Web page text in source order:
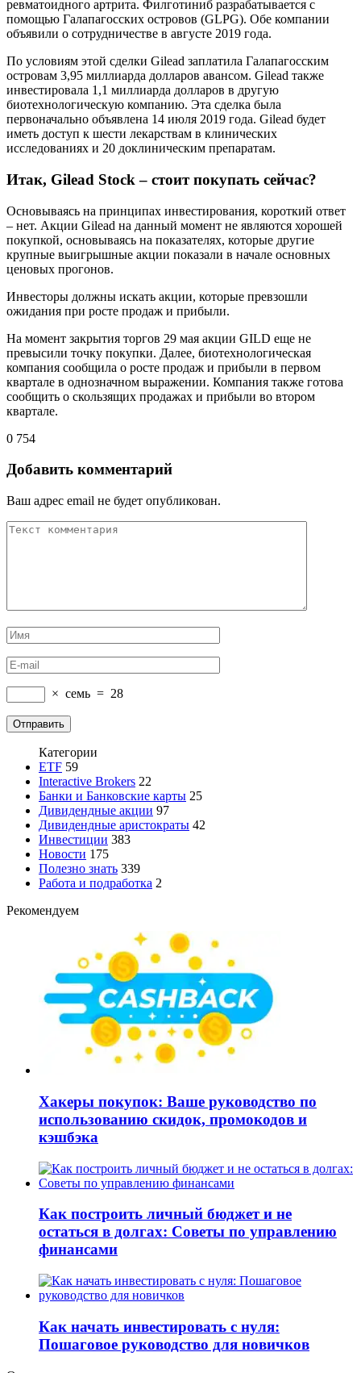
ревматоидного артрита. Филготиниб разрабатывается с
помощью Галапагосских островов (GLPG). Обе компании
объявили о сотрудничестве в августе 2019 года.
По условиям этой сделки Gilead заплатила Галапагосским
островам 3,95 миллиарда долларов авансом. Gilead также
инвестировала 1,1 миллиарда долларов в другую
биотехнологическую компанию. Эта сделка была
первоначально объявлена 14 июля 2019 года. Gilead будет
иметь доступ к шести лекарствам в клинических
исследованиях и 20 доклиническим препаратам.
Итак, Gilead Stock – стоит покупать сейчас?
Основываясь на принципах инвестирования, короткий ответ
– нет. Акции Gilead на данный момент не являются хорошей
покупкой, основываясь на показателях, которые другие
крупные выигрышные акции показали в начале основных
ценовых прогонов.
Инвесторы должны искать акции, которые превзошли
ожидания при росте продаж и прибыли.
На момент закрытия торгов 29 мая акции GILD еще не
превысили точку покупки. Далее, биотехнологическая
компания сообщила о росте продаж и прибыли в первом
квартале в однозначном выражении. Компания также готова
сообщить о скользящих продажах и прибыли во втором
квартале.
0 754
Добавить комментарий
Ваш адрес email не будет опубликован.
× семь = 28
Категории
ETF 59
Interactive Brokers 22
Банки и Банковские карты 25
Дивидендные акции 97
Дивидендные аристократы 42
Инвестиции 383
Новости 175
Полезно знать 339
Работа и подработка 2
Рекомендуем
Хакеры покупок: Ваше руководство по
использованию скидок, промокодов и
кэшбэка
Как построить личный бюджет и не
остаться в долгах: Советы по управлению
финансами
Как начать инвестировать с нуля:
Пошаговое руководство для новичков